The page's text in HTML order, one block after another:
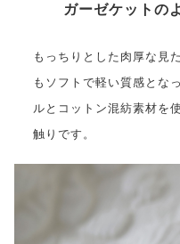
ガーゼケットの
もっちりとした肉厚な見
もソフトで軽い質感とな
ルとコットン混紡素材を
触りです。